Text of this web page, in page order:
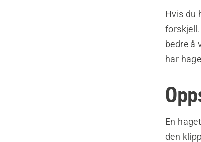
Hvis du
bedre å
har
En
den